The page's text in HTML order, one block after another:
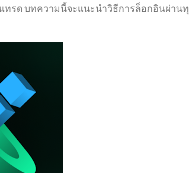
ทรด บทความนี้จะแนะนำวิธีการล็อกอินผ่าน